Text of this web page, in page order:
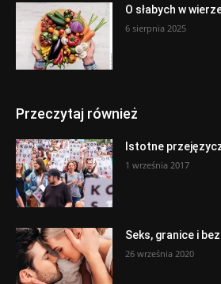
O słabych w
6 sierpnia 2025
Przeczytaj również
Istotne
1 września 2017
Seks, granice i
26 września 2020